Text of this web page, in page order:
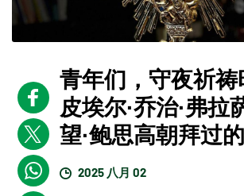
青年们，守夜祈祷
皮埃尔·乔治·弗拉
望·鲍思高朝拜过
2025 八月 02